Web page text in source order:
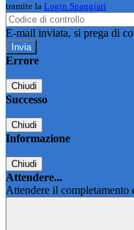
tramite la Login Spaggiari
E-mail inviata, si prega di
Errore
Chiudi
Successo
Chiudi
Informazione
Chiudi
Attendere...
Attendere il completamento